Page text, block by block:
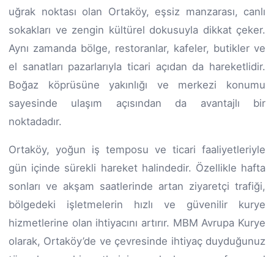
uğrak noktası olan Ortaköy, eşsiz manzarası, canlı
sokakları ve zengin kültürel dokusuyla dikkat çeker.
Aynı zamanda bölge, restoranlar, kafeler, butikler ve
el sanatları pazarlarıyla ticari açıdan da hareketlidir.
Boğaz köprüsüne yakınlığı ve merkezi konumu
sayesinde ulaşım açısından da avantajlı bir
noktadadır.
Ortaköy, yoğun iş temposu ve ticari faaliyetleriyle
gün içinde sürekli hareket halindedir. Özellikle hafta
sonları ve akşam saatlerinde artan ziyaretçi trafiği,
bölgedeki işletmelerin hızlı ve güvenilir kurye
hizmetlerine olan ihtiyacını artırır. MBM Avrupa Kurye
olarak, Ortaköy’de ve çevresinde ihtiyaç duyduğunuz